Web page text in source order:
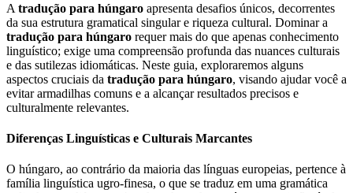
A tradução para húngaro apresenta desafios únicos, decorrentes
da sua estrutura gramatical singular e riqueza cultural. Dominar a
tradução para húngaro requer mais do que apenas conhecimento
linguístico; exige uma compreensão profunda das nuances culturais
e das sutilezas idiomáticas. Neste guia, exploraremos alguns
aspectos cruciais da tradução para húngaro, visando ajudar você a
evitar armadilhas comuns e a alcançar resultados precisos e
culturalmente relevantes.
Diferenças Linguísticas e Culturais Marcantes
O húngaro, ao contrário da maioria das línguas europeias, pertence à
família linguística ugro-finesa, o que se traduz em uma gramática